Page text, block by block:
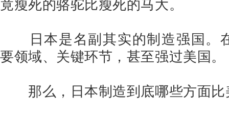
竟瘦死的骆驼比瘦死的马大。
日本是名副其实的制造强国。
要领域、关键环节，甚至强过美国。
那么，日本制造到底哪些方面